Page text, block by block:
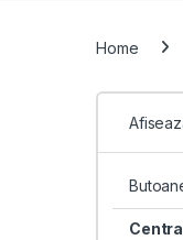
Home